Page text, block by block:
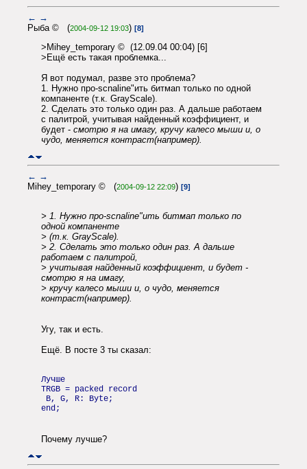
← →
Рыба © (2004-09-12 19:03) [8]
>Mihey_temporary © (12.09.04 00:04) [6]
>Ещё есть такая проблемка...
Я вот подумал, разве это проблема?
1. Нужно про-scnaline"ить битмап только по одной
компаненте (т.к. GrayScale).
2. Сделать это только один раз. А дальше работаем
с палитрой, учитывая найденный коэффициент, и
будет - смотрю я на имагу, кручу калесо мыши и, о
чудо, меняется контраст(например).
← →
Mihey_temporary © (2004-09-12 22:09) [9]
> 1. Нужно про-scnaline"ить битмап только по
одной компаненте
> (т.к. GrayScale).
> 2. Сделать это только один раз. А дальше
работаем с палитрой,
> учитывая найденный коэффициент, и будет -
смотрю я на имагу,
> кручу калесо мыши и, о чудо, меняется
контраст(например).
Угу, так и есть.
Ещё. В посте 3 ты сказал:
Лучше
TRGB = packed record
B, G, R: Byte;
end;
Почему лучше?